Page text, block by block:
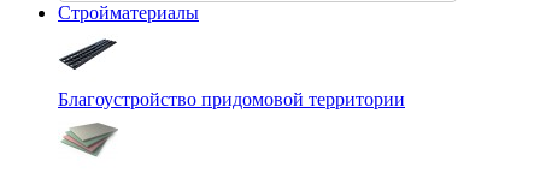
Стройматериалы
Благоустройство придомовой территории